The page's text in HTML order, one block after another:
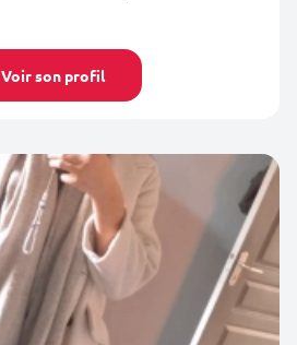
Voir son profil